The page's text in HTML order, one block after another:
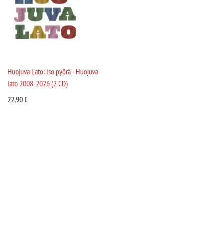
Huojuva Lato: Iso pyörä - Huojuva
lato 2008-2026 (2 CD)
22,90€